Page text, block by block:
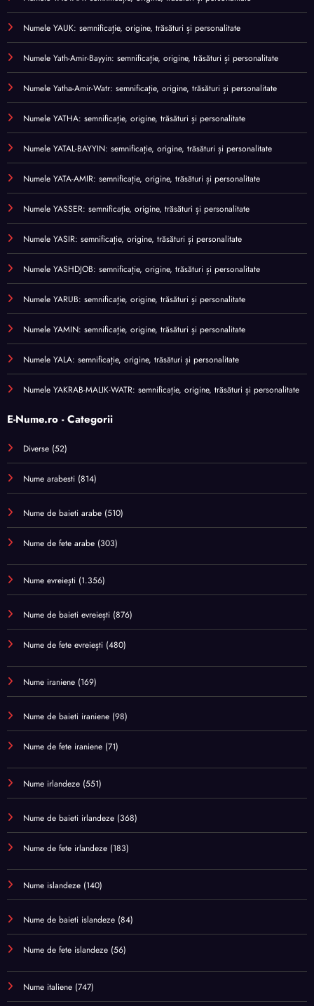
Numele YAUK: semnificație, origine, trăsături și personalitate
Numele Yath-Amir-Bayyin: semnificație, origine, trăsături și personalitate
Numele Yatha-Amir-Watr: semnificație, origine, trăsături și personalitate
Numele YATHA: semnificație, origine, trăsături și personalitate
Numele YATAL-BAYYIN: semnificație, origine, trăsături și personalitate
Numele YATA-AMIR: semnificație, origine, trăsături și personalitate
Numele YASSER: semnificație, origine, trăsături și personalitate
Numele YASIR: semnificație, origine, trăsături și personalitate
Numele YASHDJOB: semnificație, origine, trăsături și personalitate
Numele YARUB: semnificație, origine, trăsături și personalitate
Numele YAMIN: semnificație, origine, trăsături și personalitate
Numele YALA: semnificație, origine, trăsături și personalitate
Numele YAKRAB-MALIK-WATR: semnificație, origine, trăsături și personalitate
E-Nume.ro - Categorii
Diverse (52)
Nume arabesti (814)
Nume de baieti arabe (510)
Nume de fete arabe (303)
Nume evreiești (1.356)
Nume de baieti evreiești (876)
Nume de fete evreiești (480)
Nume iraniene (169)
Nume de baieti iraniene (98)
Nume de fete iraniene (71)
Nume irlandeze (551)
Nume de baieti irlandeze (368)
Nume de fete irlandeze (183)
Nume islandeze (140)
Nume de baieti islandeze (84)
Nume de fete islandeze (56)
Nume italiene (747)